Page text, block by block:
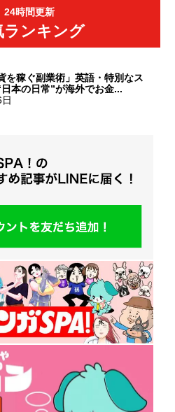
24時間更新
ランキング
を稼ぐ副業術」英語・特別なス
本の日常”が海外でお金...